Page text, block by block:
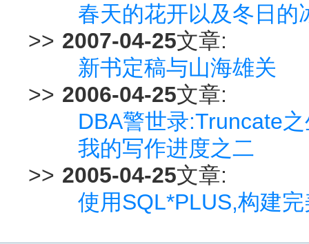
春天的花开以及冬日的
>> 2007-04-25文章:
新书定稿与山海雄关
>> 2006-04-25文章:
DBA警世录:Truncate
我的写作进度之二
>> 2005-04-25文章:
使用SQL*PLUS,构建